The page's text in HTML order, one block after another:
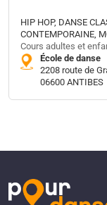
HIP HOP, DANSE
CONTEMPORAINE,
Cours adultes et
École de danse
2208 route de
06600 ANTIBES